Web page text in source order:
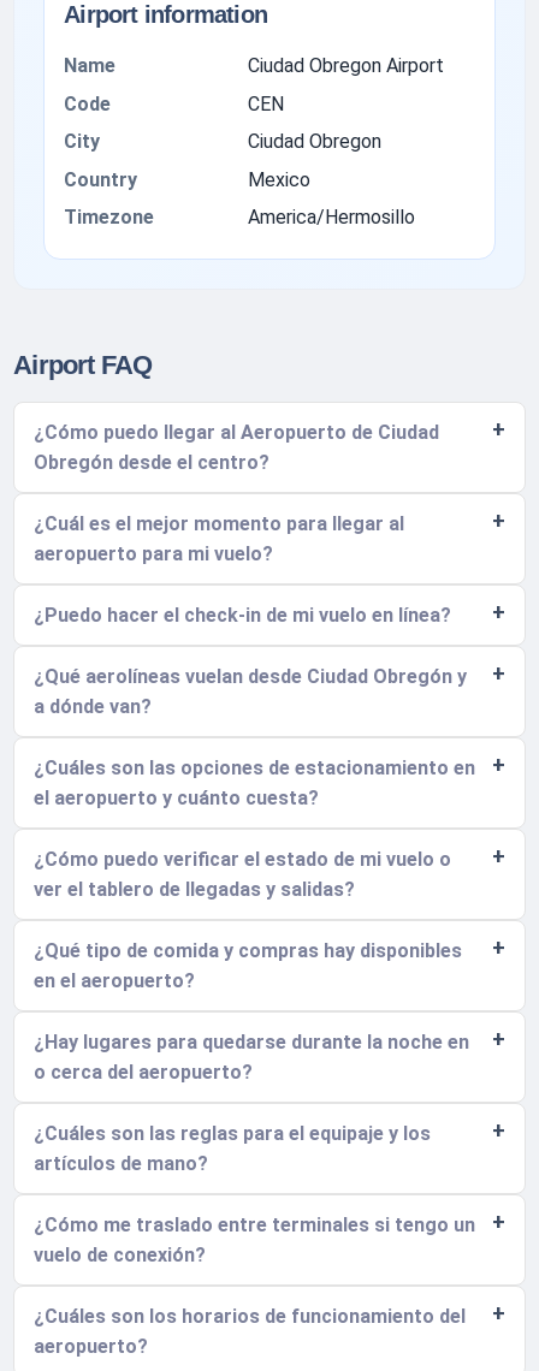
Airport information
Name
Ciudad Obregon Airport
Code
CEN
City
Ciudad Obregon
Country
Mexico
Timezone
America/Hermosillo
Airport FAQ
¿Cómo puedo llegar al Aeropuerto de Ciudad
Obregón desde el centro?
¿Cuál es el mejor momento para llegar al
aeropuerto para mi vuelo?
¿Puedo hacer el check-in de mi vuelo en línea?
¿Qué aerolíneas vuelan desde Ciudad Obregón y
a dónde van?
¿Cuáles son las opciones de estacionamiento en
el aeropuerto y cuánto cuesta?
¿Cómo puedo verificar el estado de mi vuelo o
ver el tablero de llegadas y salidas?
¿Qué tipo de comida y compras hay disponibles
en el aeropuerto?
¿Hay lugares para quedarse durante la noche en
o cerca del aeropuerto?
¿Cuáles son las reglas para el equipaje y los
artículos de mano?
¿Cómo me traslado entre terminales si tengo un
vuelo de conexión?
¿Cuáles son los horarios de funcionamiento del
aeropuerto?